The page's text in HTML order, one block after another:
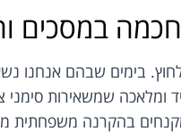
במסכים
לחוץ. בימים שבהם
ומלאכה שמשאירות סימני
בהקרנה משפחתית